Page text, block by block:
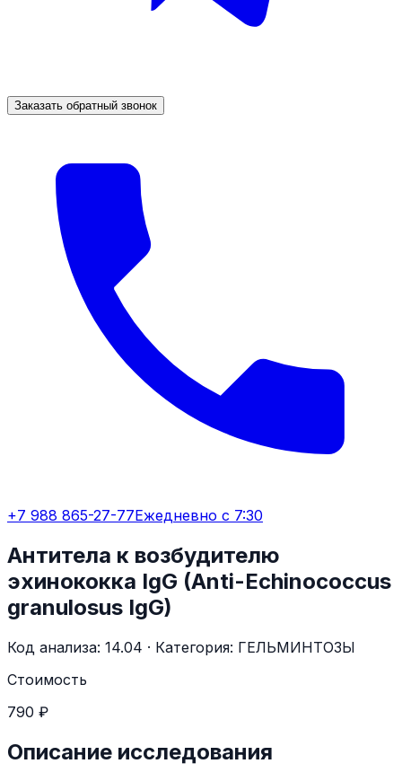
Заказать обратный звонок
+7 988 865-27-77Ежедневно с 7:30
Антитела к возбудителю
эхинококка IgG (Anti-Echinococcus
granulosus IgG)
Код анализа: 14.04 · Категория: ГЕЛЬМИНТОЗЫ
Стоимость
790 ₽
Описание исследования